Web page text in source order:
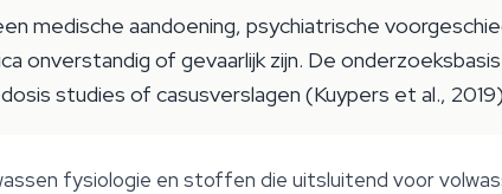
medische aandoening, psychiatrische
onverstandig of gevaarlijk zijn. De
studies of casusverslagen (Kuypers et al.,
fysiologie en stoffen die uitsluitend voor